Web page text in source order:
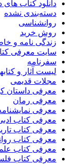
دانلود کتاب
دسته‌بندی نشده
روانشناسی
روش خرید
زندگی نامه و
سایت معرفی
سفرنامه
لیست آثار و
مجلات قدیمی
معرفی داستان
معرفی رمان
معرفی
معرفی کتاب
معرفی کتاب
معرفی کتاب
معرفی کتاب
معرفی کتاب